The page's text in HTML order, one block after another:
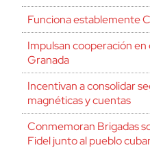
Funciona establemente
Impulsan cooperación
Granada
Incentivan a consolidar
magnéticas y cuentas
Conmemoran Brigadas
Fidel junto al pueblo